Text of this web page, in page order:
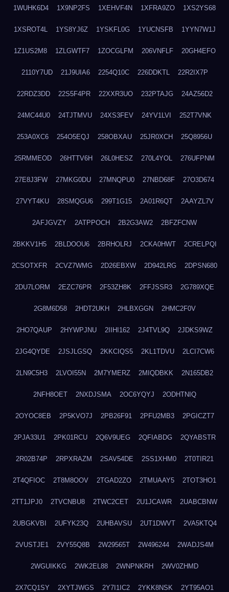
1WUHK6D4 1X9NP2FS 1XEHVF4N 1XFRA9ZO 1XS2YS68
1XSROT4L 1YS8YJ6Z 1YSKFL0G 1YUCNSFB 1YYN7W1J
1Z1US2M8 1ZLGWTF7 1ZOCGLFM 206VNFLF 20GH4EFO
2110Y7UD 21J9UIA6 2254Q10C 226DDKTL 22R2IX7P
22RDZ3DD 22S5F4PR 22XXR3UO 232PTAJG 24AZ56D2
24MC44U0 24TJTMVU 24XS3FEV 24YV1LVI 252T7VNK
253A0XC6 254O5EQJ 258OBXAU 25JR0XCH 25Q8956U
25RMMEOD 26HTTV6H 26L0HESZ 270L4YOL 276UFPNM
27E8J3FW 27MKG0DU 27MNQPU0 27NBD68F 27O3D674
27VYT4KU 28SMQGU6 299T1G15 2A01R6QT 2AAYZL7V
2AFJGVZY 2ATPPOCH 2B2G3AW2 2BFZFCNW
2BKKV1H5 2BLDOOU6 2BRHOLRJ 2CKA0HWT 2CRELPQI
2CSOTXFR 2CVZ7WMG 2D26EBXW 2D942LRG 2DPSN680
2DU7LORM 2EZC76PR 2F53ZH8K 2FFJSSR3 2G789XQE
2G8M6D58 2HDT2UKH 2HLBXGGN 2HMC2F0V
2HO7QAUP 2HYWPJNU 2IIHI162 2J4TVL9Q 2JDKS9WZ
2JG4QYDE 2JSJLGSQ 2KKCIQS5 2KL1TDVU 2LCI7CW6
2LN9C5H3 2LVOI55N 2M7YMERZ 2MIQDBKK 2N165DB2
2NFH8OET 2NXDJSMA 2OC6YQYJ 2ODHTNIQ
2OYOC8EB 2P5KVO7J 2PB26F91 2PFU2MB3 2PGICZT7
2PJA33U1 2PK01RCU 2Q6V9UEG 2QFIABDG 2QYABSTR
2R02B74P 2RPXRAZM 2SAV54DE 2SS1XHM0 2T0TIR21
2T4QFIOC 2T8M8OOV 2TGAD2ZO 2TMUAAY5 2TOT3HO1
2TT1JPJ0 2TVCNBU8 2TWC2CET 2U1JCAWR 2UABCBNW
2UBGKVBI 2UFYK23Q 2UHBAVSU 2UT1DWVT 2VA5KTQ4
2VUSTJE1 2VY55Q8B 2W29565T 2W496244 2WADJS4M
2WGUIKKG 2WK2EL88 2WNPNKRH 2WV0ZHMD
2X7CQ1SY 2XYTJWGS 2Y7I1IC2 2YKK8NSK 2YT95AO1